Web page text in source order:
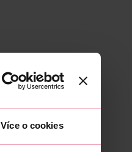
Více o cookies